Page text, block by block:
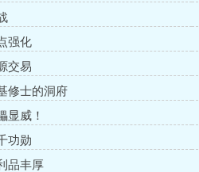
强化
交易
修士的洞府
显威！
功勋
品丰厚